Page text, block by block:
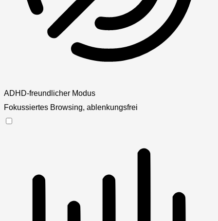
ADHD-freundlicher Modus
Fokussiertes Browsing, ablenkungsfrei